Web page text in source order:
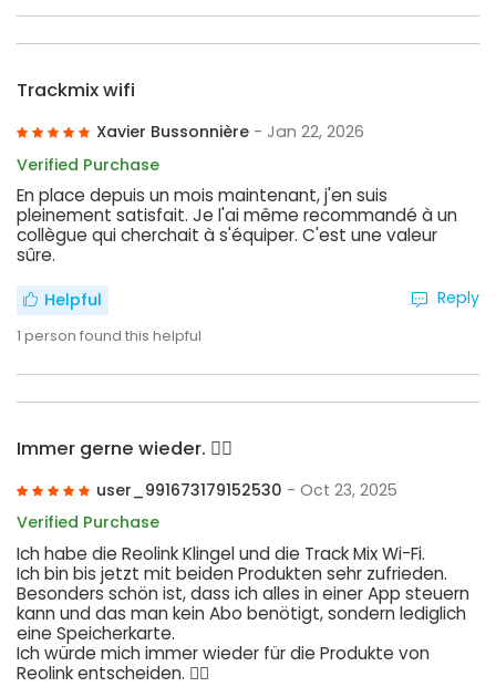
Trackmix wifi
Xavier Bussonnière - Jan 22, 2026
Verified Purchase
En place depuis un mois maintenant, j'en suis
pleinement satisfait. Je l'ai même recommandé à un
collègue qui cherchait à s'équiper. C'est une valeur
sûre.
Helpful
1 person found this helpful
Reply
Immer gerne wieder. 👍🏻
user_991673179152530 - Oct 23, 2025
Verified Purchase
Ich habe die Reolink Klingel und die Track Mix Wi-Fi.
Ich bin bis jetzt mit beiden Produkten sehr zufrieden.
Besonders schön ist, dass ich alles in einer App steuern
kann und das man kein Abo benötigt, sondern lediglich
eine Speicherkarte.
Ich würde mich immer wieder für die Produkte von
Reolink entscheiden. 👍🏻